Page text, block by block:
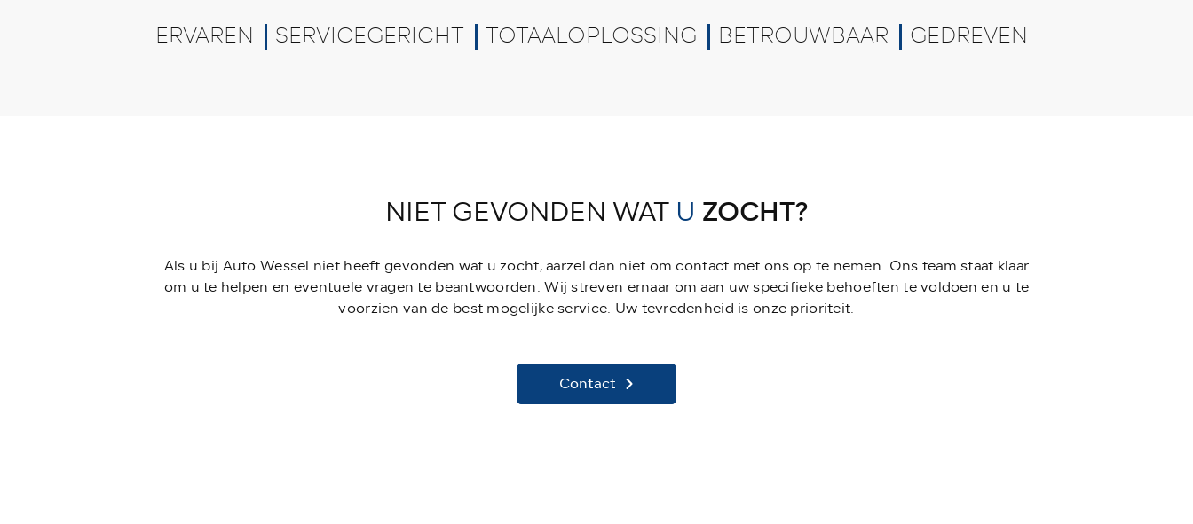
ERVAREN SERVICEGERICHT TOTAALOPLOSSING BETROUWBAAR GEDREVEN
NIET GEVONDEN WAT U ZOCHT?
Als u bij Auto Wessel niet heeft gevonden wat u zocht, aarzel dan niet om contact met ons op te nemen. Ons team staat klaar
om u te helpen en eventuele vragen te beantwoorden. Wij streven ernaar om aan uw specifieke behoeften te voldoen en u te
voorzien van de best mogelijke service. Uw tevredenheid is onze prioriteit.
Contact